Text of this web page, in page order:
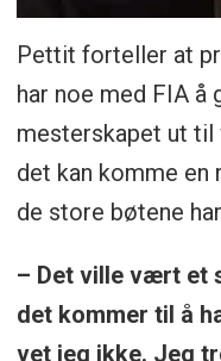
Pettit forteller at
har noe med FIA
mesterskapet ut til
det kan komme en
de store bøtene
– Det ville vært et
det kommer til å
vet jeg ikke. Jeg